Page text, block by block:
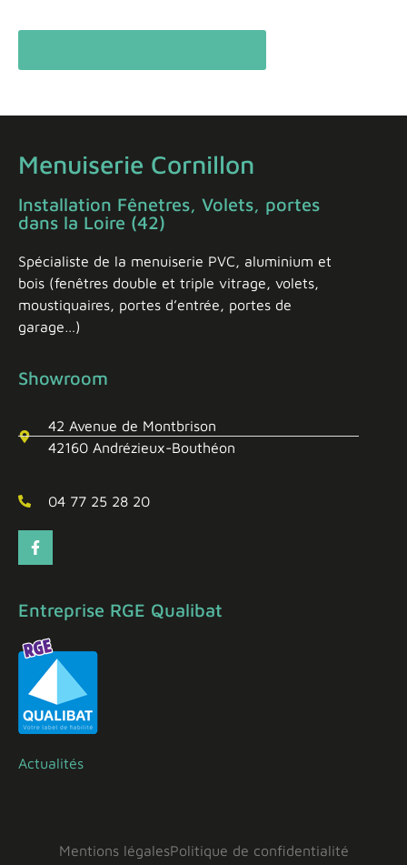
Menuiserie Cornillon
Installation Fênetres, Volets, portes
dans la Loire (42)
Spécialiste de la menuiserie PVC, aluminium et
bois (fenêtres double et triple vitrage, volets,
moustiquaires, portes d’entrée, portes de
garage…)
Showroom
42 Avenue de Montbrison
42160 Andrézieux-Bouthéon
04 77 25 28 20
Entreprise RGE Qualibat
Actualités
Mentions légalesPolitique de confidentialité